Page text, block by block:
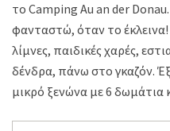
το Camping Au an der
φανταστώ, όταν το
λίμνες, παιδικές χαρές,
δένδρα, πάνω στο γκαζόν.
μικρό ξενώνα με 6 δωμάτια